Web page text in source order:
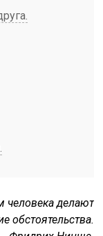
человека делают
обстоятельства.